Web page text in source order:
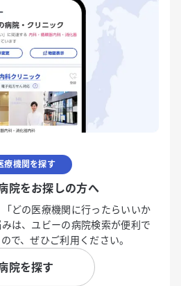
療機関を探す
院をお探しの方へ
「どの医療機関に行ったらいいか
は、ユビーの病院検索が便利で
で、ぜひご利用ください。
院を探す